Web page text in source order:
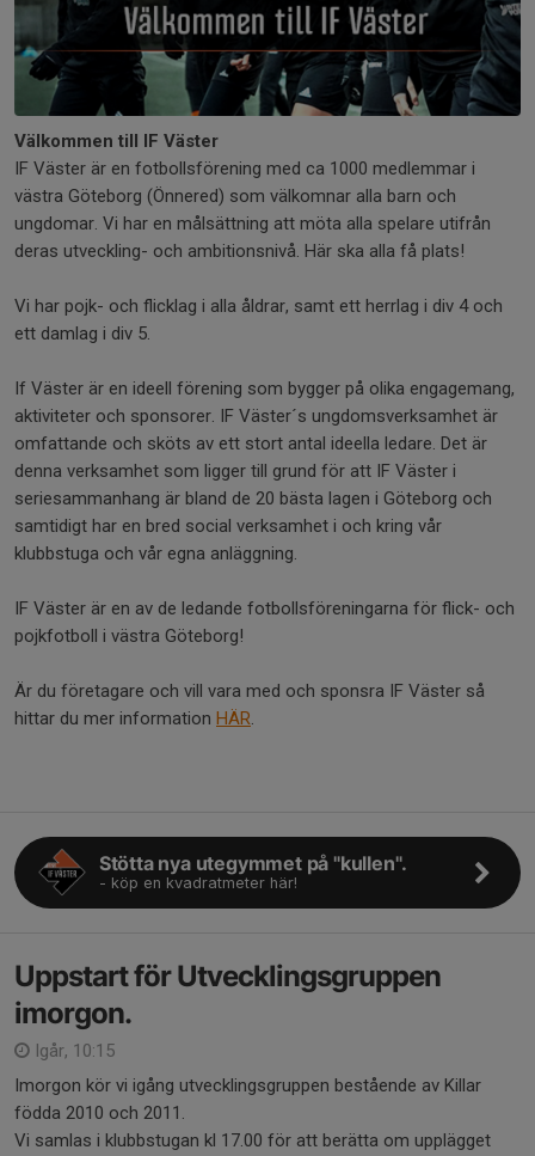
Välkommen till IF Väster
IF Väster är en fotbollsförening med ca 1000 medlemmar i
västra Göteborg (Önnered) som välkomnar alla barn och
ungdomar. Vi har en målsättning att möta alla spelare utifrån
deras utveckling- och ambitionsnivå. Här ska alla få plats!
Vi har pojk- och flicklag i alla åldrar, samt ett herrlag i div 4 och
ett damlag i div 5.
If Väster är en ideell förening som bygger på olika engagemang,
aktiviteter och sponsorer. IF Väster´s ungdomsverksamhet är
omfattande och sköts av ett stort antal ideella ledare. Det är
denna verksamhet som ligger till grund för att IF Väster i
seriesammanhang är bland de 20 bästa lagen i Göteborg och
samtidigt har en bred social verksamhet i och kring vår
klubbstuga och vår egna anläggning.
IF Väster är en av de ledande fotbollsföreningarna för flick- och
pojkfotboll i västra Göteborg!
Är du företagare och vill vara med och sponsra IF Väster så
hittar du mer information HÄR.
Stötta nya utegymmet på "kullen".
- köp en kvadratmeter här!
Uppstart för Utvecklingsgruppen
imorgon.
Igår, 10:15
Imorgon kör vi igång utvecklingsgruppen bestående av Killar
födda 2010 och 2011.
Vi samlas i klubbstugan kl 17.00 för att berätta om upplägget